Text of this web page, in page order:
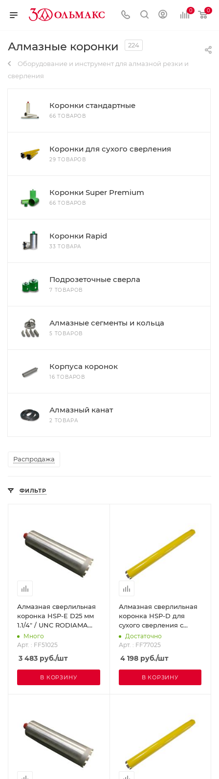
0 0
Алмазные коронки 224
Оборудование и инструмент для алмазной резки и
сверления
Коронки стандартные
66 ТОВАРОВ
Коронки для сухого сверления
29 ТОВАРОВ
Коронки Super Premium
66 ТОВАРОВ
Коронки Rapid
33 ТОВАРА
Подрозеточные сверла
7 ТОВАРОВ
Алмазные сегменты и кольца
5 ТОВАРОВ
Корпуса коронок
16 ТОВАРОВ
Алмазный канат
2 ТОВАРА
Распродажа
ФИЛЬТР
Алмазная сверлильная
коронка HSP-E D25 мм
1.1/4" / UNC RODIAMA
FF51025
Много
Арт. : FF51025
3 483 руб./шт
В КОРЗИНУ
Алмазная сверлильная
коронка HSP-D для
сухого сверления с
микроударом, диам. 25
мм 1 1/4 UNC
DR.SCHULZE FF77025
Достаточно
Арт. : FF77025
4 198руб./шт
В КОРЗИНУ